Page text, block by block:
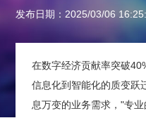
发布日期：2025/03/06
在数字经济贡献率突破
信息化到智能化的质变跃
息万变的业务需求，"专